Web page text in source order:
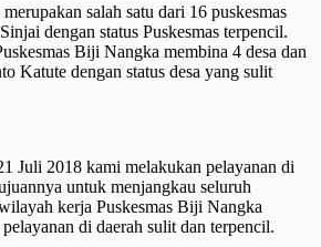
salah satu dari 16 puskesmas
dengan status Puskesmas terpencil.
Biji Nangka membina 4 desa dan
Katute dengan status desa yang sulit
Juli 2018 kami melakukan pelayanan di
untuk menjangkau seluruh
kerja Puskesmas Biji Nangka
di daerah sulit dan terpencil.